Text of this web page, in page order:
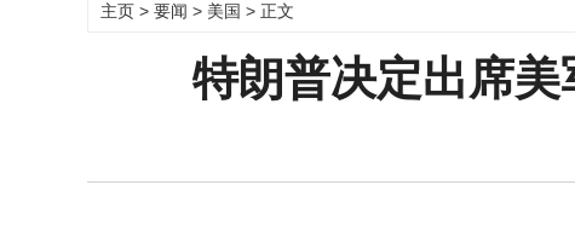
主页 > 要闻 > 美国 > 正文
特朗普决定出席